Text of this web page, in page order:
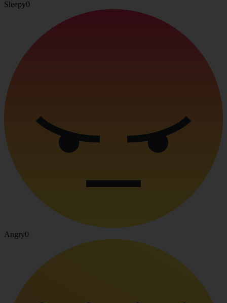
Sleepy0
Angry0